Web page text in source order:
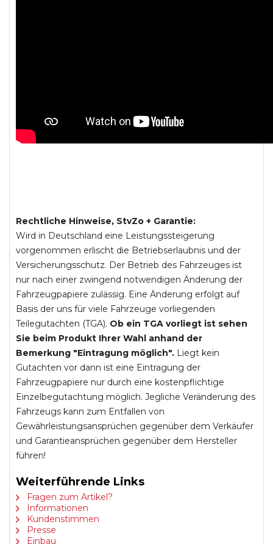
Rechtliche Hinweise, StvZo + Garantie:
Wird in Deutschland eine Leistungssteigerung
vorgenommen erlischt die Betriebserlaubnis und der
Versicherungsschutz. Der Betrieb des Fahrzeuges ist
nur nach einer zwingend notwendigen Änderung der
Fahrzeugpapiere zulässig. Eine Änderung erfolgt auf
Basis der uns für viele Fahrzeuge vorliegenden
Teilegutachten (TGA). Ob ein TGA vorliegt ist sehen
Sie beim Produkt Ihrer Wahl anhand der
Bemerkung "Eintragung möglich". Liegt kein
Gutachten vor dann ist eine Eintragung der
Fahrzeugpapiere nur durch eine kostenpflichtige
Einzelbegutachtung möglich. Jegliche Veränderung des
Fahrzeugs kann zum Entfallen von
Gewährleistungsansprüchen gegenüber dem Verkäufer
und Garantieansprüchen gegenüber dem Hersteller
führen!
Weiterführende Links
Fragen zum Artikel?
Informationen
Kundenstimmen
Presse
Einbau